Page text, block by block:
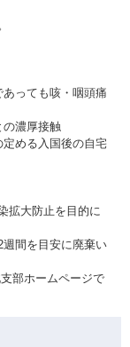
っても咳・咽頭痛
の濃厚接触
める入国後の自宅
拡大防止を目的に
間を目安に廃棄い
部ホームページで